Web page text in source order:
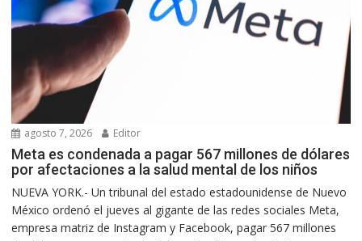
agosto 7, 2026 Editor
Meta es condenada a pagar 567 millones de dólares
por afectaciones a la salud mental de los niños
NUEVA YORK.- Un tribunal del estado estadounidense de Nuevo
México ordenó el jueves al gigante de las redes sociales Meta,
empresa matriz de Instagram y Facebook, pagar 567 millones